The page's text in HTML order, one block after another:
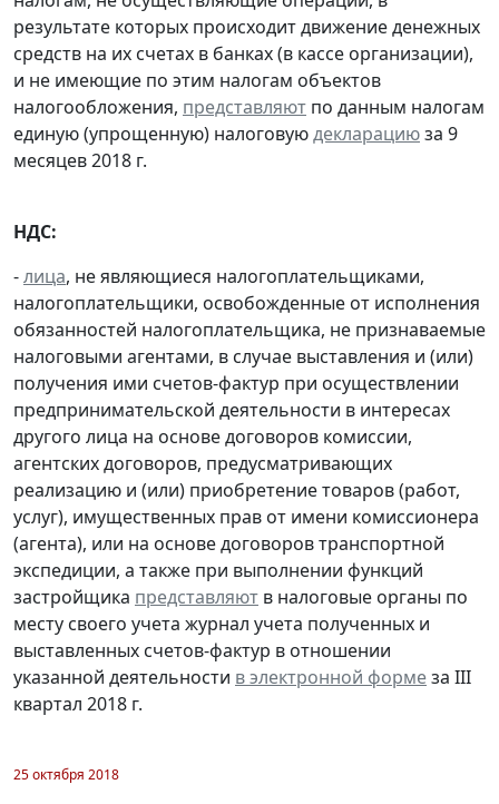
результате которых происходит движение денежных
средств на их счетах в банках (в кассе организации),
и не имеющие по этим налогам объектов
налогообложения, представляют по данным налогам
единую (упрощенную) налоговуюдекларациюза 9
месяцев 2018 г.
НДС:
-лица, не являющиеся налогоплательщиками,
налогоплательщики, освобожденные от исполнения
обязанностей налогоплательщика, не признаваемые
налоговыми агентами, в случае выставления и (или)
получения ими счетов-фактур при осуществлении
предпринимательской деятельности в интересах
другого лица на основе договоров комиссии,
агентских договоров, предусматривающих
реализацию и (или) приобретение товаров (работ,
услуг), имущественных прав от имени комиссионера
(агента), или на основе договоров транспортной
экспедиции, а также при выполнении функций
застройщика представляют в налоговые органы по
месту своего учета журнал учета полученных и
выставленных счетов-фактур в отношении
указанной деятельности в электронной формеза III
квартал 2018 г.
25 октября 2018